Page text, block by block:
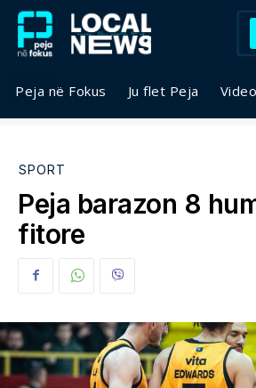
Peja në Fokus Ju flet Peja
SPORT
Peja barazon 8
fitore